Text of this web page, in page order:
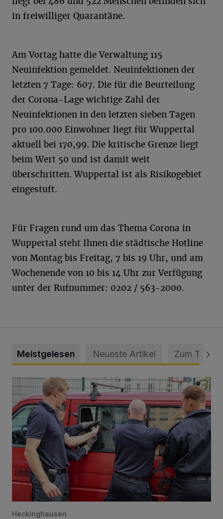
in freiwilliger Quarantäne.
Am Vortag hatte die Verwaltung 115
Neuinfektion gemeldet. Neuinfektionen der
letzten 7 Tage: 607. Die für die Beurteilung
der Corona-Lage wichtige Zahl der
Neuinfektionen in den letzten sieben Tagen
pro 100.000 Einwohner liegt für Wuppertal
aktuell bei 170,99. Die kritische Grenze liegt
beim Wert 50 und ist damit weit
überschritten. Wuppertal ist als Risikogebiet
eingestuft.
Für Fragen rund um das Thema Corona in
Wuppertal steht Ihnen die städtische Hotline
von Montag bis Freitag, 7 bis 19 Uhr, und am
Wochenende von 10 bis 14 Uhr zur Verfügung
unter der Rufnummer: 0202 / 563-2000.
Meistgelesen Neueste Artikel Zum Thema
Feuerwehr befreit Kind aus verschlossenem VW Bulli
Heckinghausen